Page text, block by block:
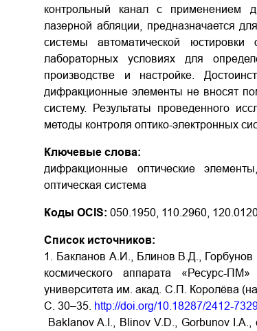
контрольный канал с применением
лазерной абляции, предназначается
системы автоматической
лабораторных условиях для
производстве и настройке.
дифракционные элементы не вносят
систему. Результаты проведенного
методы контроля оптико-электронных
Ключевые слова:
дифракционные оптические
оптическая система
Коды OCIS: 050.1950, 110.2960,
Список источников:
1. Бакланов А.И., Блинов В.Д., Горбунов
космического аппарата «Ресурс-
университета им. акад. С.П. Королёва
С. 30–35. http://doi.org/10.18287/2412-
Baklanov A.I., Blinov V.D., Gorbunov